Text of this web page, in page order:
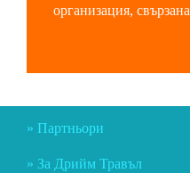
организация,
Партньори
За Дрийм Травъл